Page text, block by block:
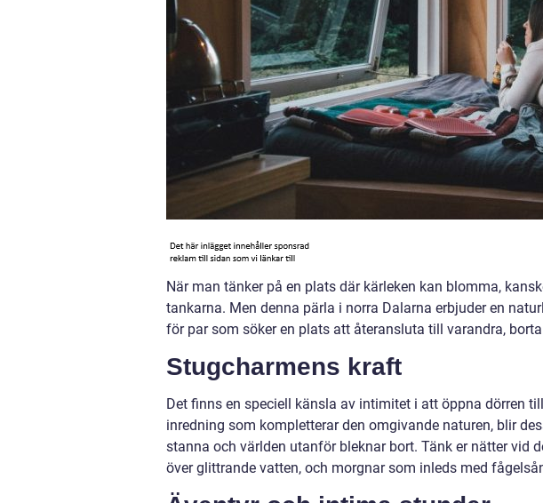
När man tänker på en plats där kärleken kan blomma,
tankarna. Men denna pärla i norra Dalarna erbjuder en
för par som söker en plats att återansluta till varandra,
Stugcharmens kraft
Det finns en speciell känsla av intimitet i att öppna dörren
inredning som kompletterar den omgivande naturen, blir
stanna och världen utanför bleknar bort. Tänk er nätter vid
över glittrande vatten, och morgnar som inleds med